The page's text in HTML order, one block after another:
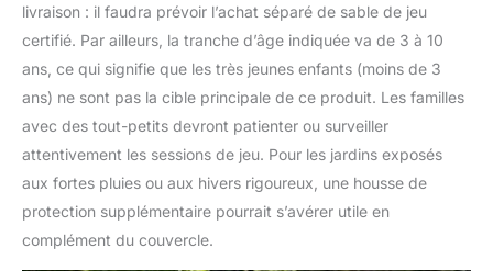
livraison : il faudra prévoir l’achat séparé de sable de jeu
certifié. Par ailleurs, la tranche d’âge indiquée va de 3 à 10
ans, ce qui signifie que les très jeunes enfants (moins de 3
ans) ne sont pas la cible principale de ce produit. Les familles
avec des tout-petits devront patienter ou surveiller
attentivement les sessions de jeu. Pour les jardins exposés
aux fortes pluies ou aux hivers rigoureux, une housse de
protection supplémentaire pourrait s’avérer utile en
complément du couvercle.